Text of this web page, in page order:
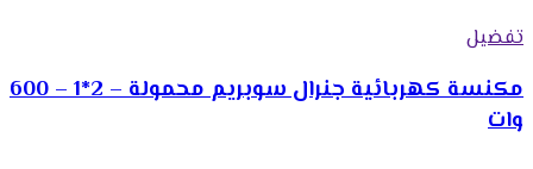
تفضيل
مكنسة كهربائية جنرال سوبريم محمولة – 2*1 – 600
وات